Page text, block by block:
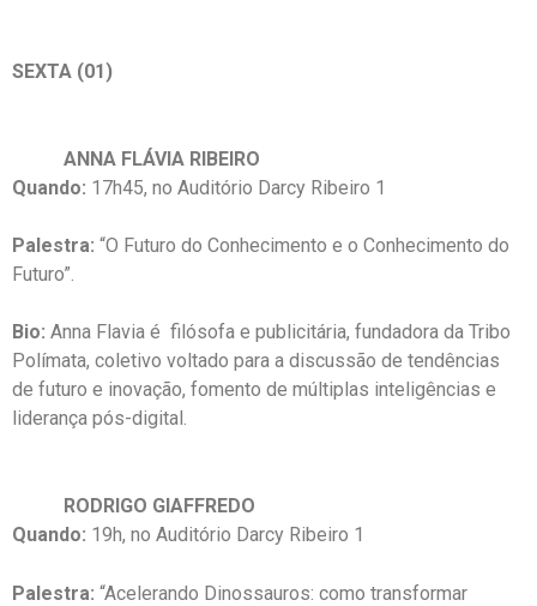
SEXTA (01)
ANNA FLÁVIA RIBEIRO
Quando: 17h45, no Auditório Darcy Ribeiro 1
Palestra: “O Futuro do Conhecimento e o Conhecimento do
Futuro”.
Bio: Anna Flavia é filósofa e publicitária, fundadora da Tribo
Polímata, coletivo voltado para a discussão de tendências
de futuro e inovação, fomento de múltiplas inteligências e
liderança pós-digital.
RODRIGO GIAFFREDO
Quando: 19h, no Auditório Darcy Ribeiro 1
Palestra: “Acelerando Dinossauros: como transformar